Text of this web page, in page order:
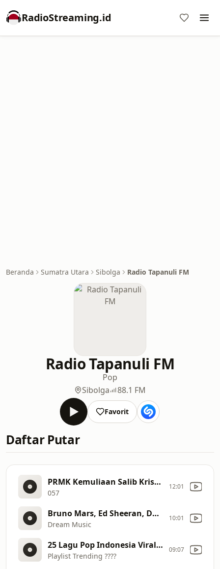
RadioStreaming.id
Beranda Sumatra Utara Sibolga Radio Tapanuli FM
Radio Tapanuli FM
Pop
Sibolga
88.1 FM
Favorit
Daftar Putar
PRMK Kemuliaan Salib Kristus
057
12:01
Bruno Mars, Ed Sheeran, Dua Lipa, Adele, Maroon 5, Rihanna, The Weeknd
Dream Music
10:01
25 Lagu Pop Indonesia Viral 2025 Cover Full Album by Valovadinata
Playlist Trending ????
09:07